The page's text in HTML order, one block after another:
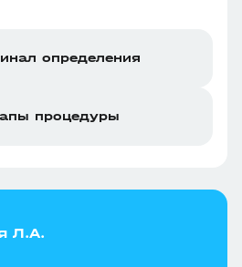
определения
процедуры
Л.А.